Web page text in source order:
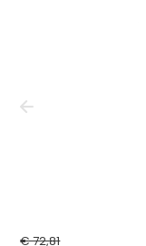
€ 72,81